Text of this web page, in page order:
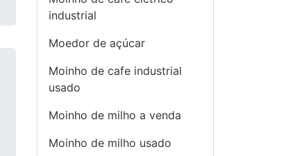
industrial
Moedor de açúcar
Moinho de cafe industrial
usado
Moinho de milho a venda
Moinho de milho usado